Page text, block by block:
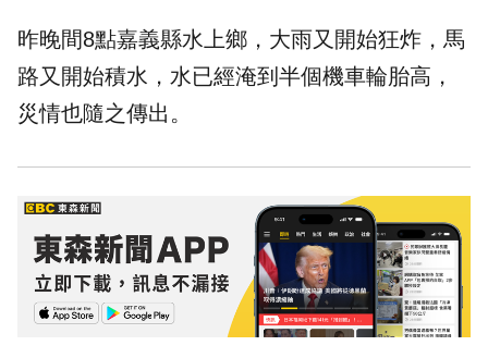
昨晚間8點嘉義縣水上鄉，大雨又開始狂炸，馬
路又開始積水，水已經淹到半個機車輪胎高，
災情也隨之傳出。